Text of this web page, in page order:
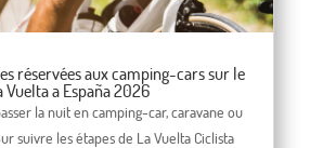
réservées aux camping-cars sur le
a España 2026
la nuit en camping-car, caravane ou
suivre les étapes de La Vuelta Ciclista